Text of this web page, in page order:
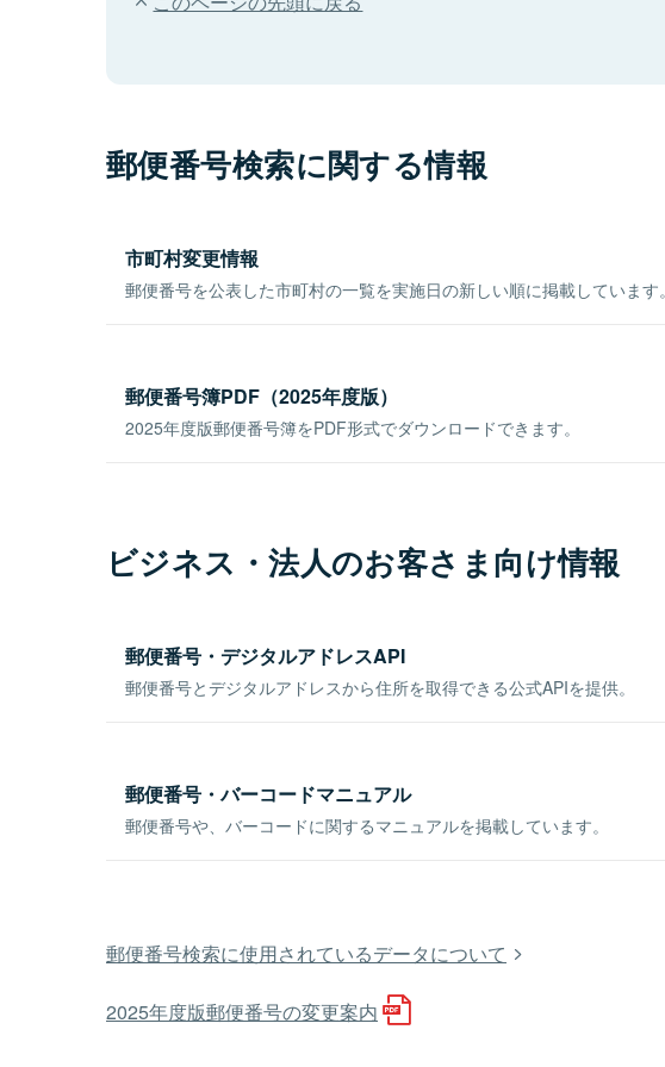
郵便番号検索に関する情報
市町村変更情報
郵便番号を公表した市町村の一覧を実施日の新しい順に掲載しています。
郵便番号簿PDF（2025年度版）
2025年度版郵便番号簿をPDF形式でダウンロードできます。
ビジネス・法人のお客さま向け情報
郵便番号・デジタルアドレスAPI
郵便番号とデジタルアドレスから住所を取得できる公式APIを提供。
郵便番号・バーコードマニュアル
郵便番号や、バーコードに関するマニュアルを掲載しています。
郵便番号検索に使用されているデータについて
2025年度版郵便番号の変更案内